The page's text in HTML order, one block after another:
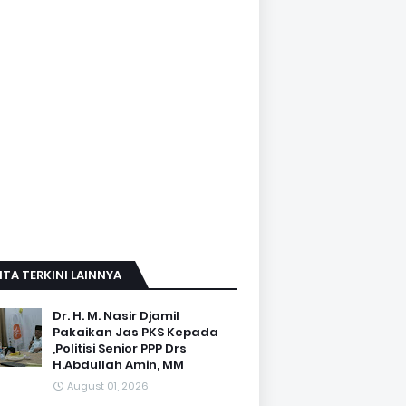
TERKINI LAINNYA
Dr. H. M. Nasir Djamil
Pakaikan Jas PKS Kepada
,Politisi Senior PPP Drs
H.Abdullah Amin, MM
August 01, 2026